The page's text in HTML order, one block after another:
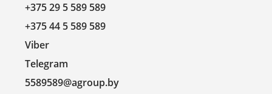
+375 29 5 589 589
+375 44 5 589 589
Viber
Telegram
5589589@agroup.by